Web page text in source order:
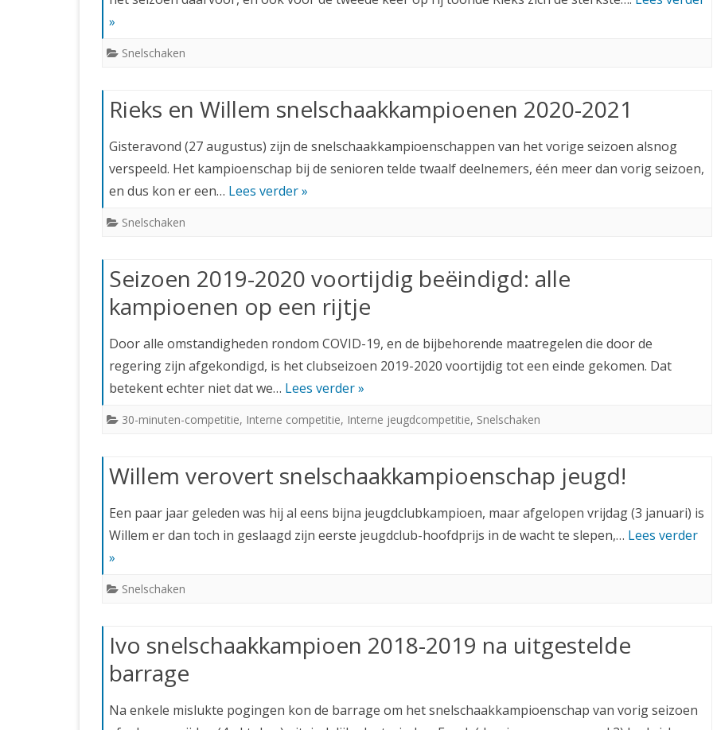
»
Snelschaken
Rieks en Willem snelschaakkampioenen 2020-2021
Gisteravond (27 augustus) zijn de snelschaakkampioenschappen van het vorige seizoen alsnog
verspeeld. Het kampioenschap bij de senioren telde twaalf deelnemers, één meer dan vorig seizoen,
en dus kon er een… Lees verder »
Snelschaken
Seizoen 2019-2020 voortijdig beëindigd: alle
kampioenen op een rijtje
Door alle omstandigheden rondom COVID-19, en de bijbehorende maatregelen die door de
regering zijn afgekondigd, is het clubseizoen 2019-2020 voortijdig tot een einde gekomen. Dat
betekent echter niet dat we… Lees verder »
30-minuten-competitie, Interne competitie, Interne jeugdcompetitie, Snelschaken
Willem verovert snelschaakkampioenschap jeugd!
Een paar jaar geleden was hij al eens bijna jeugdclubkampioen, maar afgelopen vrijdag (3 januari) is
Willem er dan toch in geslaagd zijn eerste jeugdclub-hoofdprijs in de wacht te slepen,… Lees verder
»
Snelschaken
Ivo snelschaakkampioen 2018-2019 na uitgestelde
barrage
Na enkele mislukte pogingen kon de barrage om het snelschaakkampioenschap van vorig seizoen